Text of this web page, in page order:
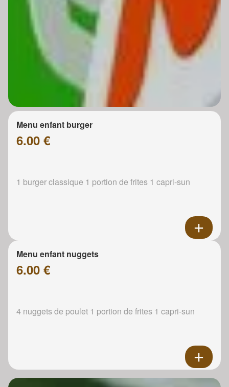
Menu enfant burger
6.00 €
1 burger classique 1 portion de frites 1 capri-sun
Menu enfant nuggets
6.00 €
4 nuggets de poulet 1 portion de frites 1 capri-sun